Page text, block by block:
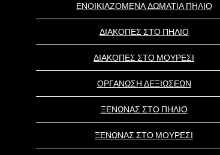
ΕΝΟΙΚΙΑΖΟΜΕΝΑ ΔΩΜΑΤΙΑ ΠΗΛΙΟ
ΔΙΑΚΟΠΕΣ ΣΤΟ ΠΗΛΙΟ
ΔΙΑΚΟΠΕΣ ΣΤΟ ΜΟΥΡΕΣΙ
ΟΡΓΑΝΩΣΗ ΔΕΞΙΩΣΕΩΝ
ΞΕΝΩΝΑΣ ΣΤΟ ΠΗΛΙΟ
ΞΕΝΩΝΑΣ ΣΤΟ ΜΟΥΡΕΣΙ